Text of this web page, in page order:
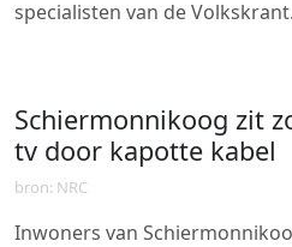
specialisten van de Volkskrant.
Schiermonnikoog zit
tv door kapotte kabel
bron: NRC
Inwoners van